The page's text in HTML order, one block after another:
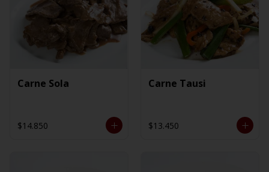
Carne Sola
$14.850
Carne Tausi
$13.450